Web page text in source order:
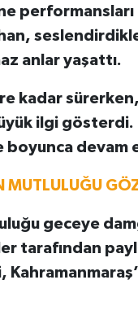
anlar yaşattı.
kadar
ilgi gösterdi.
boyunca devam
MUTLULUĞU
geceye